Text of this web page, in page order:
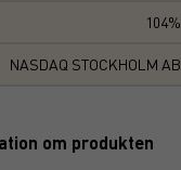
104%
NASDAQ STOCKHOLM AB
om produkten